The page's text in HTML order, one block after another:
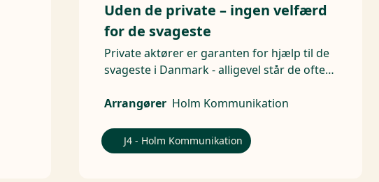
Uden de private – ingen velfærd
for de svageste
Private aktører er garanten for hjælp til de
svageste i Danmark - alligevel står de ofte
Arrangører Holm Kommunikation
J4 - Holm Kommunikation